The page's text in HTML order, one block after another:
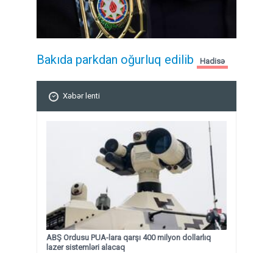
Bakıda parkdan oğurluq edilib Hadisə
Xəbər lenti
ABŞ Ordusu PUA-lara qarşı 400 milyon dollarlıq
lazer sistemləri alacaq